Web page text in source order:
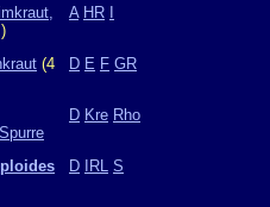
A HR
(4
D E F GR
D Kre Rho
D IRL S